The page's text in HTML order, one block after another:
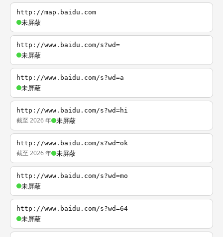
http://map.baidu.com
未屏蔽
http://www.baidu.com/s?wd=
未屏蔽
http://www.baidu.com/s?wd=a
未屏蔽
http://www.baidu.com/s?wd=hi
截至 2026 年 未屏蔽
http://www.baidu.com/s?wd=ok
截至 2026 年 未屏蔽
http://www.baidu.com/s?wd=mo
未屏蔽
http://www.baidu.com/s?wd=64
未屏蔽